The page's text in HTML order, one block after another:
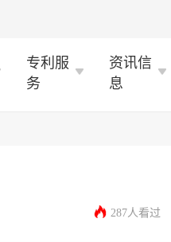
专利服
务
资讯信
息
287人看过